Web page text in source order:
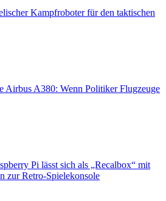
Kampfroboter für den taktischen
Airbus A380: Wenn Politiker Flugzeuge
Pi lässt sich als „Recalbox“ mit
zur Retro-Spielekonsole